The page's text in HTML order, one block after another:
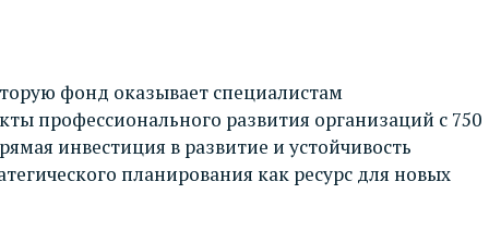
фонд оказывает специалистам
профессионального развития организаций с 750
инвестиция в развитие и устойчивость
планирования как ресурс для новых